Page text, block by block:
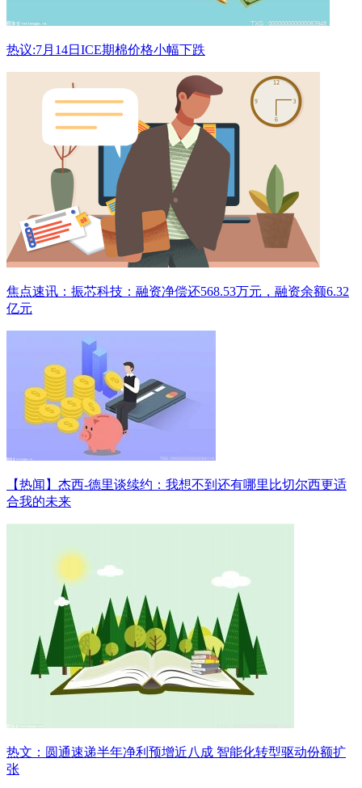
热议:7月14日ICE期棉价格小幅下跌
焦点速讯：振芯科技：融资净偿还568.53万元，融资余额6.32
亿元
【热闻】杰西-德里谈续约：我想不到还有哪里比切尔西更适
合我的未来
热文：圆通速递半年净利预增近八成 智能化转型驱动份额扩
张